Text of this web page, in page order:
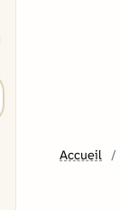
Accueil